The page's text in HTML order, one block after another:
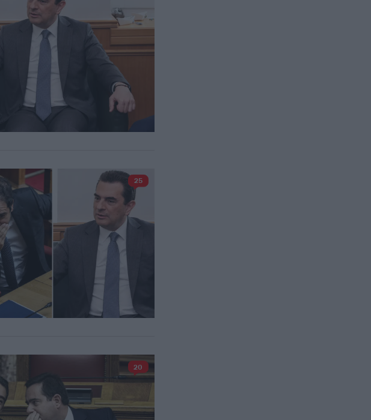
25
20